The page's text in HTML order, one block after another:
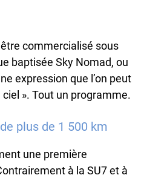
commercialisé sous
baptisée Sky Nomad, ou
expression que l’on peut
». Tout un programme.
plus de 1 500 km
une première
à la SU7 et à